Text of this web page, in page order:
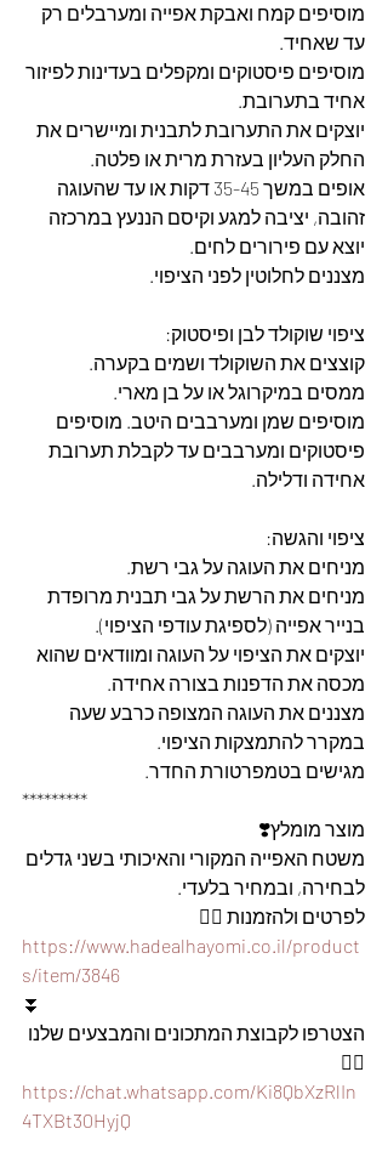
מוסיפים קמח ואבקת אפייה ומערבלים רק
עד שאחיד.
מוסיפים פיסטוקים ומקפלים בעדינות לפיזור
אחיד בתערובת.
יוצקים את התערובת לתבנית ומיישרים את
החלק העליון בעזרת מרית או פלטה.
אופים במשך 35-45 דקות או עד שהעוגה
זהובה, יציבה למגע וקיסם הננעץ במרכזה
יוצא עם פירורים לחים.
מצננים לחלוטין לפני הציפוי.
ציפוי שוקולד לבן ופיסטוק:
קוצצים את השוקולד ושמים בקערה.
ממסים במיקרוגל או על בן מארי.
מוסיפים שמן ומערבבים היטב. מוסיפים
פיסטוקים ומערבבים עד לקבלת תערובת
אחידה ודלילה.
ציפוי והגשה:
מניחים את העוגה על גבי רשת.
מניחים את הרשת על גבי תבנית מרופדת
בנייר אפייה (לספיגת עודפי הציפוי).
יוצקים את הציפוי על העוגה ומוודאים שהוא
מכסה את הדפנות בצורה אחידה.
מצננים את העוגה המצופה כרבע שעה
במקרר להתמצקות הציפוי.
מגישים בטמפרטורת החדר.
*********
מוצר מומלץ❣️
משטח האפייה המקורי והאיכותי בשני גדלים
לבחירה, ובמחיר בלעדי.
לפרטים ולהזמנות 👇🏼
https://www.hadealhayomi.co.il/product
s/item/3846
⏬
הצטרפו לקבוצת המתכונים והמבצעים שלנו
👇🏽
https://chat.whatsapp.com/Ki8QbXzRlIn
4TXBt30HyjQ